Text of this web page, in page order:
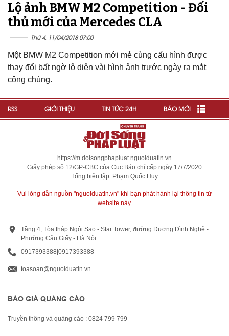
Lộ ảnh BMW M2 Competition - Đối
thủ mới của Mercedes CLA
Thứ 4, 11/04/2018 07:00
Một BMW M2 Competition mới mẻ cùng cấu hình được
thay đổi bất ngờ lộ diện vài hình ảnh trước ngày ra mắt
công chúng.
RSS GIỚI THIỆU TIN TỨC 24H BÁO MỚI
https://m.doisongphapluat.nguoiduatin.vn
Giấy phép số 12/GP-CBC của Cục Báo chí cấp ngày 17/7/2020
Tổng biên tập: Phạm Quốc Huy
Vui lòng dẫn nguồn "nguoiduatin.vn" khi bạn phát hành lại thông tin từ
website này.
Tầng 4, Tòa tháp Ngôi Sao - Star Tower, đường Dương Đình Nghệ -
Phường Cầu Giấy - Hà Nội
0917393388 0917393388
toasoan@nguoiduatin.vn
BÁO GIÁ QUẢNG CÁO
Truyền thông và quảng cáo : 0824 799 799